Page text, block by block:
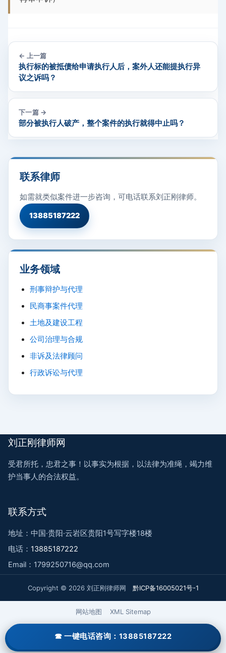
← 上一篇
执行标的被抵债给申请执行人后，案外人还能提执行异
议之诉吗？
下一篇 →
部分被执行人破产，整个案件的执行就得中止吗？
联系律师
如需就类似案件进一步咨询，可电话联系刘正刚律师。
13885187222
业务领域
刑事辩护与代理
民商事案件代理
土地及建设工程
公司治理与合规
非诉及法律顾问
行政诉讼与代理
刘正刚律师网
受君所托，忠君之事！以事实为根据，以法律为准绳，竭力维
护当事人的合法权益。
联系方式
地址：中国·贵阳·云岩区贵阳1号写字楼18楼
电话： 13885187222
Email：1799250716@qq.com
Copyright © 2026 刘正刚律师网 黔ICP备16005021号-1
一键电话咨询：13885187222
一键电话咨询：13885187222
网站地图 XML Sitemap